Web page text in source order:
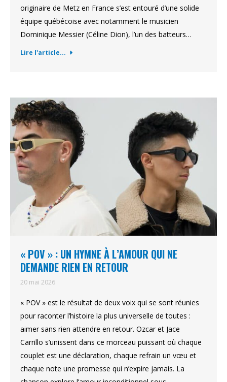
originaire de Metz en France s’est entouré d’une solide
équipe québécoise avec notamment le musicien
Dominique Messier (Céline Dion), l’un des batteurs…
Lire l'article...
« POV » : UN HYMNE À L’AMOUR QUI NE
DEMANDE RIEN EN RETOUR
20 mai 2026
« POV » est le résultat de deux voix qui se sont réunies
pour raconter l’histoire la plus universelle de toutes :
aimer sans rien attendre en retour. Ozcar et Jace
Carrillo s’unissent dans ce morceau puissant où chaque
couplet est une déclaration, chaque refrain un vœu et
chaque note une promesse qui n’expire jamais. La